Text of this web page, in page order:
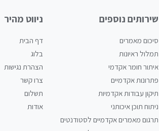
שירותים נוספים
סיכום מאמרים
תמלול ראיונות
איתור חומר אקדמי
פתרונות אקדמיים
תיקון עבודות אקדמיות
ניתוח תוכן איכותני
תרגום מאמרים אקדמיים לסטודנטים
ניווט מהיר
דף הבית
בלוג
הצהרת נגישות
צרו קשר
תשלום
אודות